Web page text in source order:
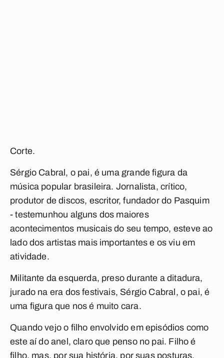
Corte.
Sérgio Cabral, o pai, é uma grande figura da
música popular brasileira. Jornalista, crítico,
produtor de discos, escritor, fundador do Pasquim
- testemunhou alguns dos maiores
acontecimentos musicais do seu tempo, esteve ao
lado dos artistas mais importantes e os viu em
atividade.
Militante da esquerda, preso durante a ditadura,
jurado na era dos festivais, Sérgio Cabral, o pai, é
uma figura que nos é muito cara.
Quando vejo o filho envolvido em episódios como
este aí do anel, claro que penso no pai. Filho é
filho, mas, por sua história, por suas posturas,